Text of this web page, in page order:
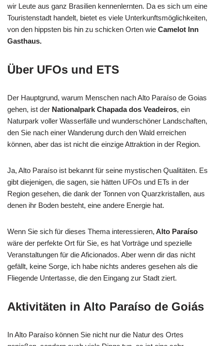
wir Leute aus ganz Brasilien kennenlernten. Da es sich um eine
Touristenstadt handelt, bietet es viele Unterkunftsmöglichkeiten,
von den hippsten bis hin zu schicken Orten wie Camelot Inn
Gasthaus.
Über UFOs und ETS
Der Hauptgrund, warum Menschen nach Alto Paraíso de Goias
gehen, ist der Nationalpark Chapada dos Veadeiros, ein
Naturpark voller Wasserfälle und wunderschöner Landschaften,
den Sie nach einer Wanderung durch den Wald erreichen
können, aber das ist nicht die einzige Attraktion in der Region.
Ja, Alto Paraíso ist bekannt für seine mystischen Qualitäten. Es
gibt diejenigen, die sagen, sie hätten UFOs und ETs in der
Region gesehen, die dank der Tonnen von Quarzkristallen, aus
denen ihr Boden besteht, eine andere Energie hat.
Wenn Sie sich für dieses Thema interessieren, Alto Paraíso
wäre der perfekte Ort für Sie, es hat Vorträge und spezielle
Veranstaltungen für die Aficionados. Aber wenn dir das nicht
gefällt, keine Sorge, ich habe nichts anderes gesehen als die
Fliegende Untertasse, die den Eingang zur Stadt ziert.
Aktivitäten in Alto Paraíso de Goiás
In Alto Paraíso können Sie nicht nur die Natur des Ortes